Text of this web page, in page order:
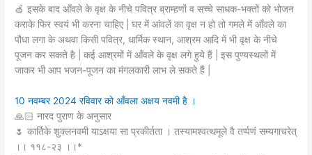
🍏 इसके बाद आँवले के वृक्ष के नीचे पवित्र ब्राम्हणों व सच्चे साधक-भक्तों को भोजन
कराके फिर स्वयं भी करना चाहिए | घर में आंवलें का वृक्ष न हो तो गमले में आँवले का
पौधा लगा के अथवा किसी पवित्र, धार्मिक स्थान, आश्रम आदि में भी वृक्ष के नीचे
पूजन कर सकते है | कई आश्रमों में आँवले के वृक्ष लगे हुये हैं | इस पुण्यस्थलों में
जाकर भी आप भजन-पूजन का मंगलकारी लाभ ले सकते हैं |
10 नवम्बर 2024 रविवार को आँवला अक्षय नवमी है ।
🙏🏻 नारद पुराण के अनुसार
🌷 कार्तिके शुक्लनवमी याऽक्षया सा प्रकीर्तता । तस्यामश्वत्थमूले वै तर्प्पणं सम्यगाचरेत्
।। ११८-२३ ।।*